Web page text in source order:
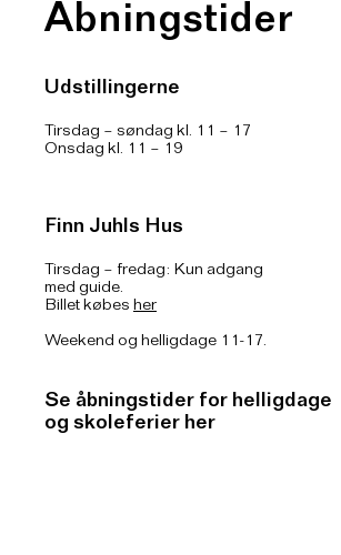
Åbningstider
Udstillingerne
Tirsdag – søndag kl. 11 – 17
Onsdag kl. 11 – 19
Finn Juhls Hus
Tirsdag – fredag: Kun adgang
med guide.
Billet købes her
Weekend og helligdage 11-17.
Se åbningstider for helligdage
og skoleferier her